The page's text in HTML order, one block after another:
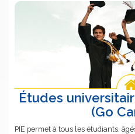
Études
(Go
PIE permet à tous les étudiants,